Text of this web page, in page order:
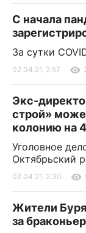
С начала
За сутки
02.04.21, 2:57
Экс-
строй»
колонию на
Уголовное
Октябрьский
02.04.21, 2:30
Жители
за